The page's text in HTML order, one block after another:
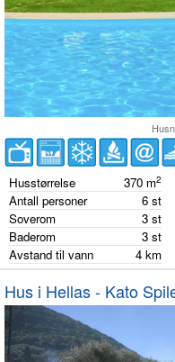
Husstørrelse 370 m2
Antall personer 6 st
Soverom
3 st
Baderom
3 st
Avstand til vann
4 km
Hus i Hellas - Kato